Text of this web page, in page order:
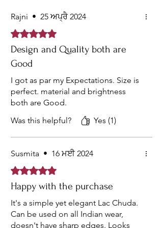
Rajni • 25 ਅਪ੍ਰੈ 2024
Rated 5 out of 5 stars.
Design and Quality both are
Good
I got as par my Expectations. Size is
perfect. material and brightness
both are Good.
Was this helpful?
Yes (1)
Susmita • 16 ਮਈ 2024
Rated 5 out of 5 stars.
Happy with the purchase
It's a simple yet elegant Lac Chuda.
Can be used on all Indian wear,
doesn't have sharp edges. Looks